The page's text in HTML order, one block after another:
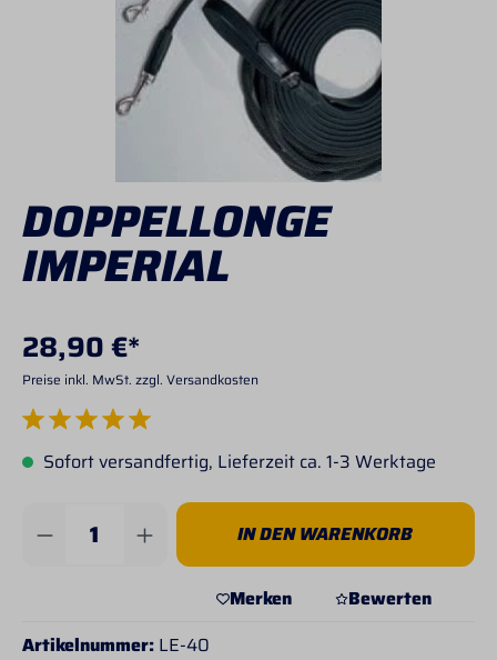
DOPPELLONGE
IMPERIAL
28,90 €*
Preise inkl. MwSt. zzgl. Versandkosten
Durchschnittliche Bewertung von 5 von 5 Sternen
Sofort versandfertig, Lieferzeit ca. 1-3 Werktage
Produkt Anzahl: Gib den gewünschten
IN DEN WARENKORB
Merken
Bewerten
Artikelnummer: LE-40